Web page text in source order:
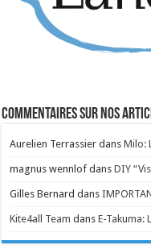
Commentaires sur nos
Aurelien Terrassier dansMilo:
magnus wennlof dansDIY
Gilles Bernard dans
Kite4all Team dansE-Takuma: